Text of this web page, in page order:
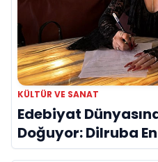
KÜLTÜR VE SANAT
Edebiyat
Doğuyor: Dilruba
Evreni ‘AVENOİR’